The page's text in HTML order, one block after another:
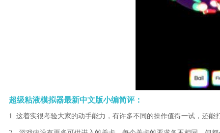
超级粘液模拟器最新中文版小编简评：
1. 这着实很考验大家的动手能力，有许多不同的操作值得一试，还能